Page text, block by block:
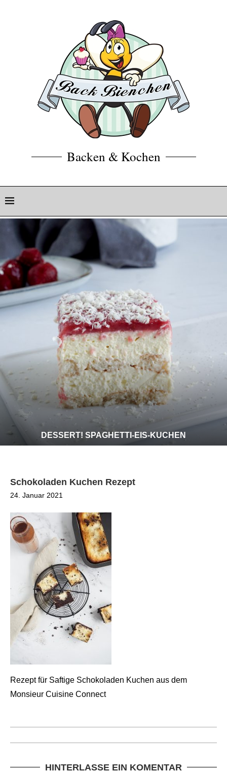
Backen & Kochen
DESSERT! SPAGHETTI-EIS-KUCHEN
Schokoladen Kuchen Rezept
24. Januar 2021
Rezept für Saftige Schokoladen Kuchen aus dem
Monsieur Cuisine Connect
HINTERLASSE EIN KOMENTAR